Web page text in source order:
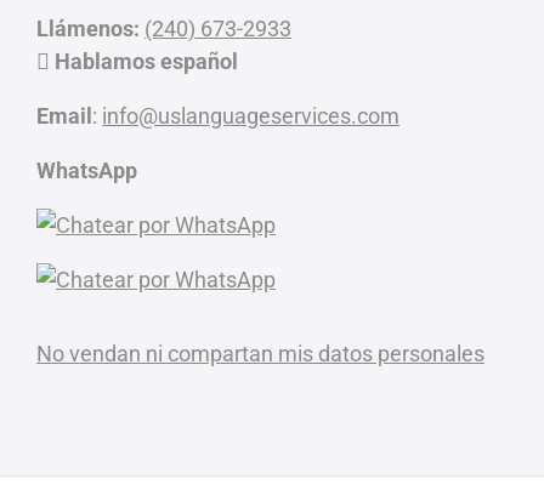
Llámenos: (240) 673-2933
Hablamos español
Email : info@uslanguageservices.com
WhatsApp
No vendan ni compartan mis datos personales